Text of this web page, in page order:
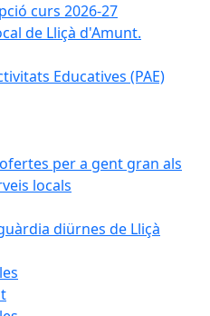
curs 2026-27
de Lliçà d'Amunt.
Educatives (PAE)
per a gent gran als
locals
diürnes de Lliçà